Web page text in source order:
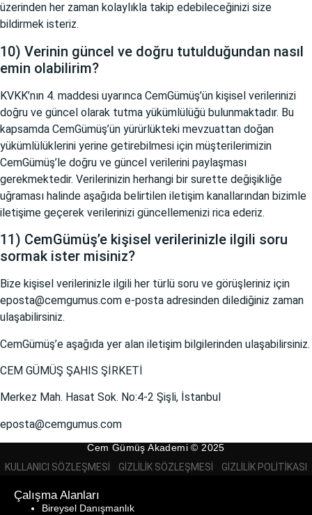
üzerinden her zaman kolaylıkla takip edebileceğinizi size
bildirmek isteriz.
10) Verinin güncel ve doğru tutulduğundan nasıl
emin olabilirim?
KVKK’nın 4. maddesi uyarınca CemGümüş’ün kişisel verilerinizi
doğru ve güncel olarak tutma yükümlülüğü bulunmaktadır. Bu
kapsamda CemGümüş’ün yürürlükteki mevzuattan doğan
yükümlülüklerini yerine getirebilmesi için müşterilerimizin
CemGümüş’le doğru ve güncel verilerini paylaşması
gerekmektedir. Verilerinizin herhangi bir surette değişikliğe
uğraması halinde aşağıda belirtilen iletişim kanallarından bizimle
iletişime geçerek verilerinizi güncellemenizi rica ederiz.
11) CemGümüş’e kişisel verilerinizle ilgili soru
sormak ister misiniz?
Bize kişisel verilerinizle ilgili her türlü soru ve görüşleriniz için
eposta@cemgumus.com e-posta adresinden dilediğiniz zaman
ulaşabilirsiniz.
CemGümüş’e aşağıda yer alan iletişim bilgilerinden ulaşabilirsiniz.
CEM GÜMÜŞ ŞAHIS ŞİRKETİ
Merkez Mah. Hasat Sok. No:4-2 Şişli, İstanbul
eposta@cemgumus.com
Cem Gümüş Akademi © 2025
KULLANICI SÖZLEŞMESI
GIZLILIK SÖZLEŞMESI GIZLILIK POLITIKASI
Çalışma Alanları
Bireysel Danışmanlık